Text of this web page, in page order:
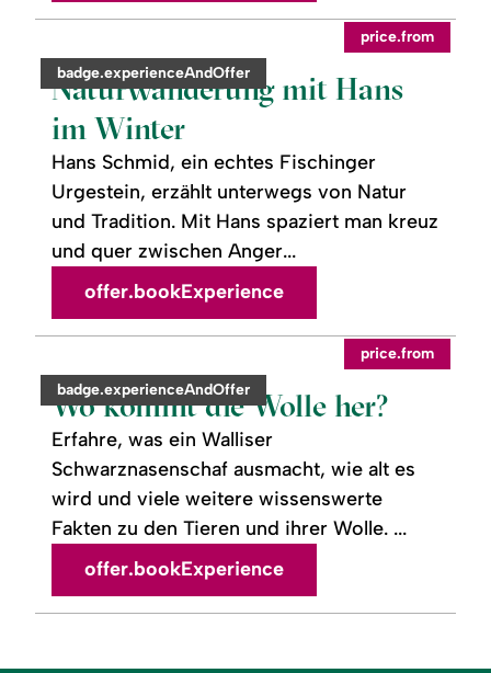
category:
badge.experienceAndOffer
price.from
Naturwanderung mit Hans
im Winter
Hans Schmid, ein echtes Fischinger
Urgestein, erzählt unterwegs von Natur
und Tradition. Mit Hans spaziert man kreuz
und quer zwischen Anger...
readmore:
mit
Hans
Winter
offer.bookExperience
category:
badge.experienceAndOffer
price.from
Wo kommt die Wolle her?
Erfahre, was ein Walliser
Schwarznasenschaf ausmacht, wie alt es
wird und viele weitere wissenswerte
Fakten zu den Tieren und ihrer Wolle. ...
readmore:
kommt
Wolle
her?
offer.bookExperience